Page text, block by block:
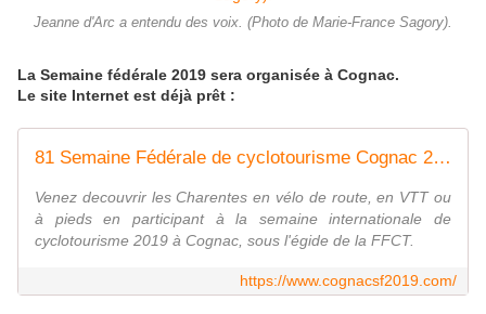
Jeanne d'Arc a entendu des voix. (Photo de Marie-France Sagory).
La Semaine fédérale 2019 sera organisée à Cognac.
Le site Internet est déjà prêt :
81 Semaine Fédérale de cyclotourisme Cognac 2019
Venez decouvrir les Charentes en vélo de route, en VTT ou
à pieds en participant à la semaine internationale de
cyclotourisme 2019 à Cognac, sous l'égide de la FFCT.
https://www.cognacsf2019.com/